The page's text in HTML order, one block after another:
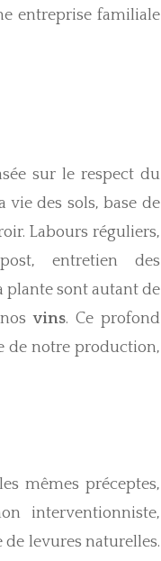
entreprise familiale
sur le respect du
vie des sols, base de
Labours réguliers,
entretien des
plante sont autant de
nosvins. Ce profond
de notre production,
mêmes préceptes,
interventionniste,
levures naturelles.